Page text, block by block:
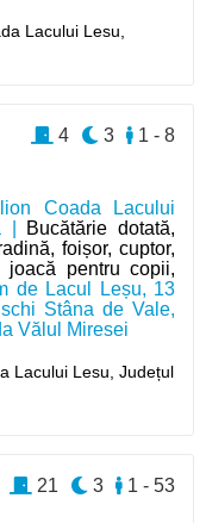
Lacului Lesu,
Coada Lacului
|
Bucătărie dotată,
foișor, cuptor,
joacă pentru copii,
de Lacul Leșu, 13
Stâna de Vale,
Vălul Miresei
Lacului Lesu,Județul
1 - 8
3
4
1 - 53
3
21